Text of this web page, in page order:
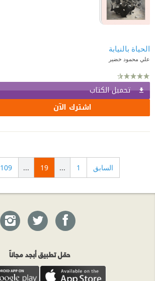
الحياة بالنيابة
علي محمود خضير
تحميل الكتاب
اشترك الآن
السابق 1
...
19
...
109
حمّل تطبيق أبجد مجاناً